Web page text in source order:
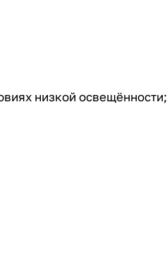
низкой освещённости;